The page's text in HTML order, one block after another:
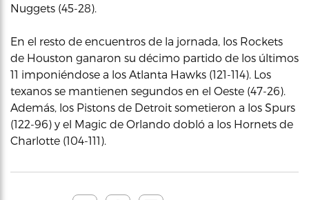
Nuggets (45-28).
En el resto de encuentros de la jornada, los Rockets
de Houston ganaron su décimo partido de los últimos
11 imponiéndose a los Atlanta Hawks (121-114). Los
texanos se mantienen segundos en el Oeste (47-26).
Además, los Pistons de Detroit sometieron a los Spurs
(122-96) y el Magic de Orlando dobló a los Hornets de
Charlotte (104-111).